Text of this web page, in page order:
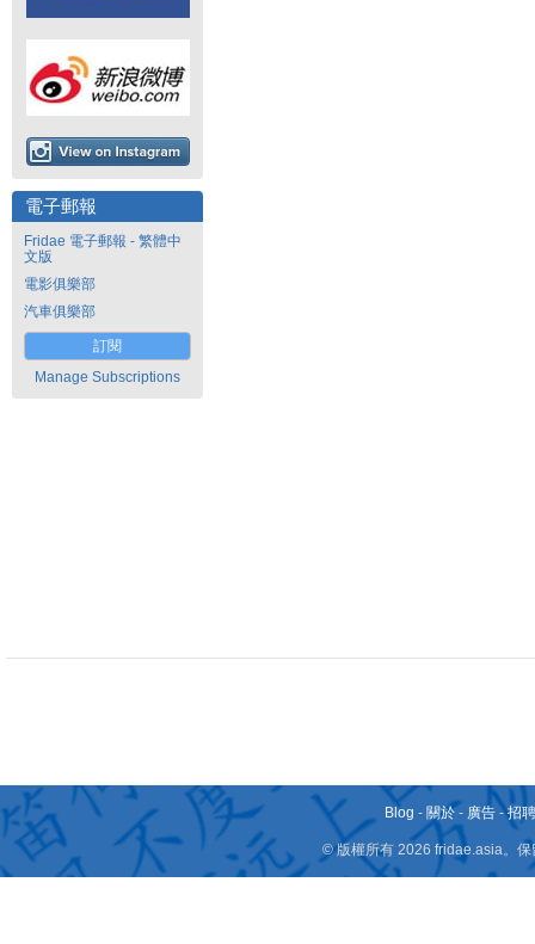
電子郵報
Fridae 電子郵報 - 繁體中
文版
電影俱樂部
汽車俱樂部
訂閱
Manage Subscriptions
Blog - 關於 - 廣告 -招
© 版權所有 2026 fridae.asia。